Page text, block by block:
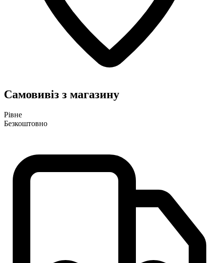
Самовивіз з магазину
Рівне
Безкоштовно